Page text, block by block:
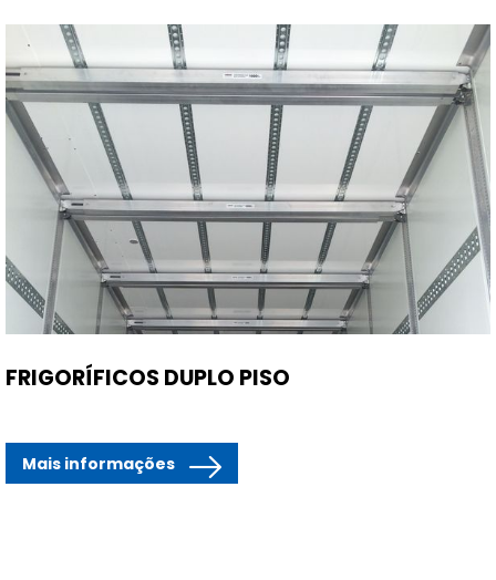
FRIGORÍFICOS DUPLO PISO
Mais informações